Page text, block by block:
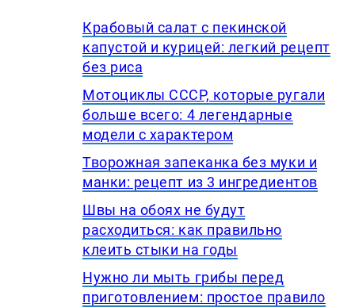
Крабовый салат с пекинской
капустой и курицей: легкий рецепт
без риса
Мотоциклы СССР, которые ругали
больше всего: 4 легендарные
модели с характером
Творожная запеканка без муки и
манки: рецепт из 3 ингредиентов
Швы на обоях не будут
расходиться: как правильно
клеить стыки на годы
Нужно ли мыть грибы перед
приготовлением: простое правило